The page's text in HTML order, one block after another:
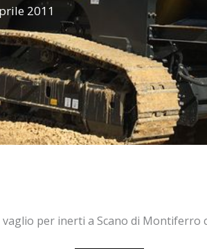
2011
per inerti a Scano di Montiferro